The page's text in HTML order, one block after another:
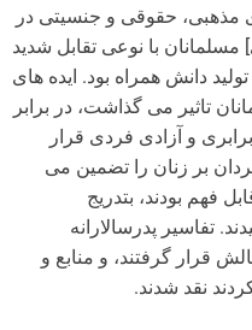
مذهبی، حقوقی و جنسیتی در
با نوعی تقابل شدید
دانش همراه بود. ایده های
تاثیر می گذاشت، در برابر
و آزادی فردی قرار
بر زنان را تضمین می
فهم بودند، بتدریج
تفاسیر پدرسالارانه
قرار گرفتند، و منابع و
نقد شدند.